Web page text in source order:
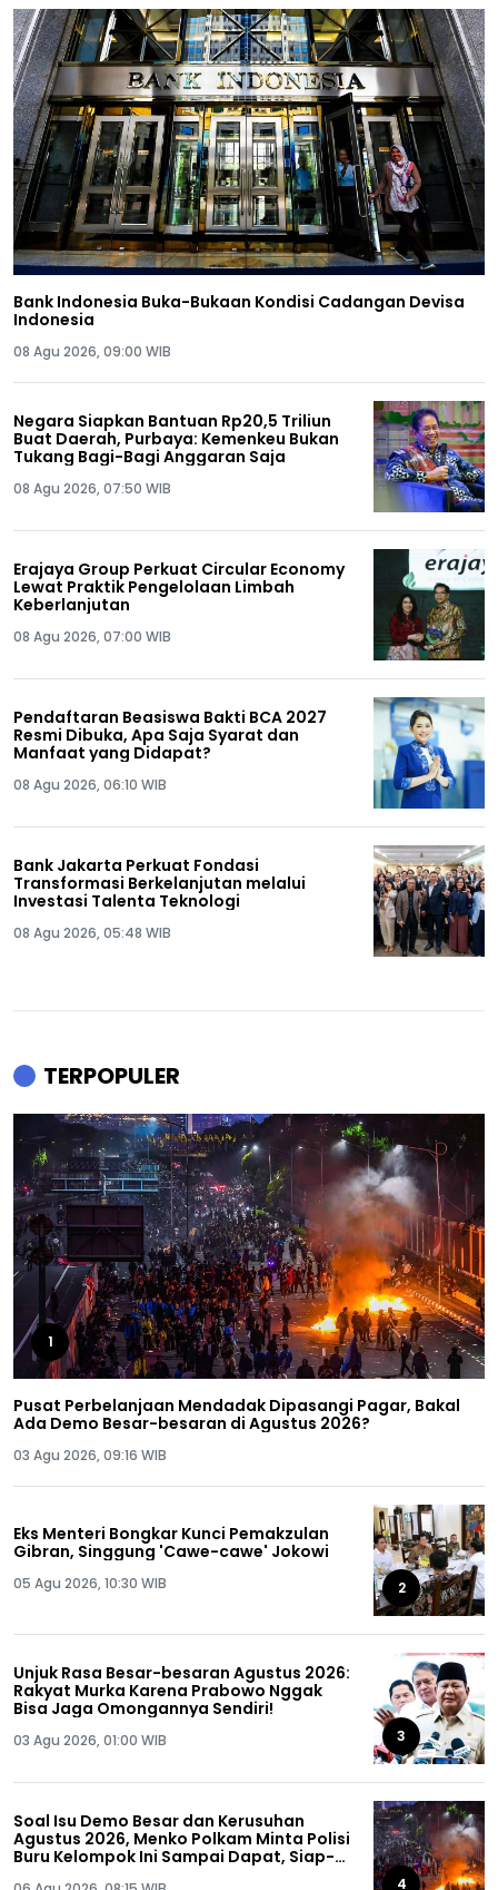
Bank Indonesia Buka-Bukaan Kondisi Cadangan Devisa
Indonesia
08 Agu 2026, 09:00 WIB
Negara Siapkan Bantuan Rp20,5 Triliun
Buat Daerah, Purbaya: Kemenkeu Bukan
Tukang Bagi-Bagi Anggaran Saja
08 Agu 2026, 07:50 WIB
Erajaya Group Perkuat Circular Economy
Lewat Praktik Pengelolaan Limbah
Keberlanjutan
08 Agu 2026, 07:00 WIB
Pendaftaran Beasiswa Bakti BCA 2027
Resmi Dibuka, Apa Saja Syarat dan
Manfaat yang Didapat?
08 Agu 2026, 06:10 WIB
Bank Jakarta Perkuat Fondasi
Transformasi Berkelanjutan melalui
Investasi Talenta Teknologi
08 Agu 2026, 05:48 WIB
TERPOPULER
1
Pusat Perbelanjaan Mendadak Dipasangi Pagar, Bakal
Ada Demo Besar-besaran di Agustus 2026?
03 Agu 2026, 09:16 WIB
Eks Menteri Bongkar Kunci Pemakzulan
Gibran, Singgung 'Cawe-cawe' Jokowi
05 Agu 2026, 10:30 WIB 2
Unjuk Rasa Besar-besaran Agustus 2026:
Rakyat Murka Karena Prabowo Nggak
Bisa Jaga Omongannya Sendiri!
03 Agu 2026, 01:00 WIB 3
Soal Isu Demo Besar dan Kerusuhan
Agustus 2026, Menko Polkam Minta Polisi
Buru Kelompok Ini Sampai Dapat, Siap-
4